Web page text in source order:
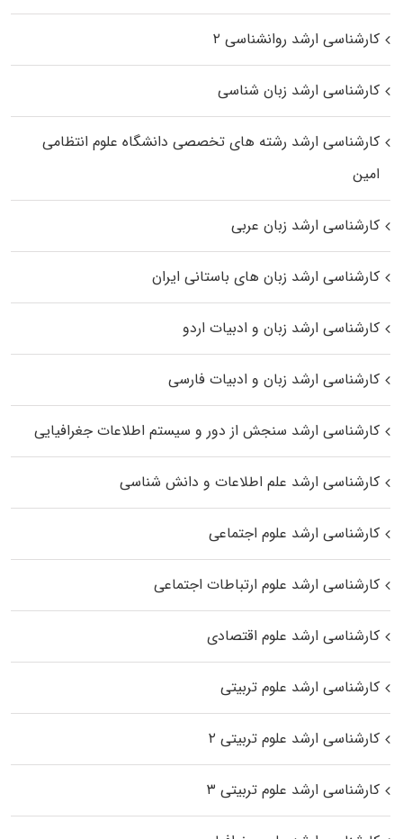
کارشناسی ارشد روانشناسی ۲
کارشناسی ارشد زبان شناسی
کارشناسی ارشد رﺷﺘﻪ ﻫﺎی تخصصی داﻧﺸﮕﺎه ﻋﻠﻮم انتظامی
اﻣﻴﻦ
کارشناسی ارشد زبان عربی
کارشناسی ارشد زبان‌ های باستانی ایران
کارشناسی ارشد زبان و ادبیات اردو
کارشناسی ارشد زبان و ادبیات فارسی
کارشناسی ارشد سنجش از دور و سیستم اطلاعات جغرافیایی
کارشناسی ارشد علم اطلاعات و دانش شناسی
کارشناسی ارشد علوم اجتماعی
کارشناسی ارشد علوم ارتباطات اجتماعی
کارشناسی ارشد علوم اقتصادی
کارشناسی ارشد علوم تربیتی
کارشناسی ارشد علوم تربیتی ۲
کارشناسی ارشد علوم تربیتی ۳